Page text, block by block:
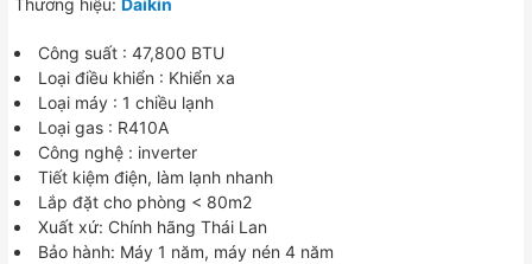
Thương hiệu: Daikin
Công suất : 47,800 BTU
Loại điều khiển : Khiển xa
Loại máy : 1 chiều lạnh
Loại gas : R410A
Công nghệ : inverter
Tiết kiệm điện, làm lạnh nhanh
Lắp đặt cho phòng < 80m2
Xuất xứ: Chính hãng Thái Lan
Bảo hành: Máy 1 năm, máy nén 4 năm